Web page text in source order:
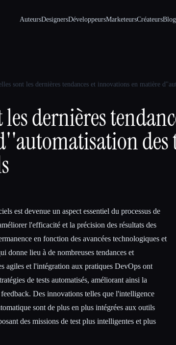
AuteursDesignersDéveloppeursMarketeursCréateursBlog
sont les dernières tendances et innovations en matière
les dernières
des
est devenue un aspect essentiel du processus de
l'efficacité et la précision des résultats des
en fonction des avancées technologiques et
donne lieu à de nombreuses tendances et
agiles et l'intégration aux pratiques DevOps ont
de tests automatisés, améliorant ainsi la
Des innovations telles que l'intelligence
sont de plus en plus intégrées aux outils
des missions de test plus intelligentes et plus